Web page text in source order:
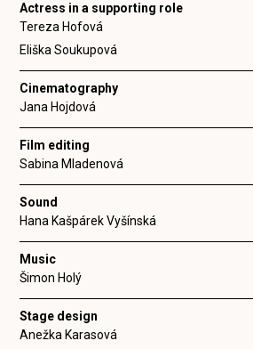
Actress in a supporting role
Tereza Hofová
Eliška Soukupová
Cinematography
Jana Hojdová
Film editing
Sabina Mladenová
Sound
Hana Kašpárek Vyšínská
Music
Šimon Holý
Stage design
Anežka Karasová